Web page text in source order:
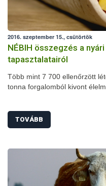
2016. szeptember 15., csütörtök
NÉBIH összegzés a
tapasztalatairól
Több mint 7 700 ellenőrzött
tonna forgalomból kivont
javulást tapasztaltak a
higiéniai hiányosságok és a
TOVÁBB